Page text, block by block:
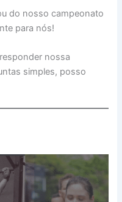
do nosso campeonato
para nós!
nossa
simples, posso